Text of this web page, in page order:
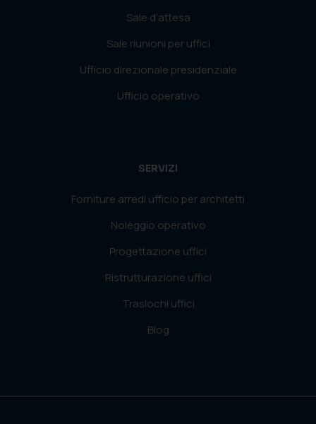
Sale d’attesa
Sale riunioni per uffici
Ufficio direzionale presidenziale
Ufficio operativo
SERVIZI
Forniture arredi ufficio per architetti
Noleggio operativo
Progettazione uffici
Ristrutturazione uffici
Traslochi uffici
Blog